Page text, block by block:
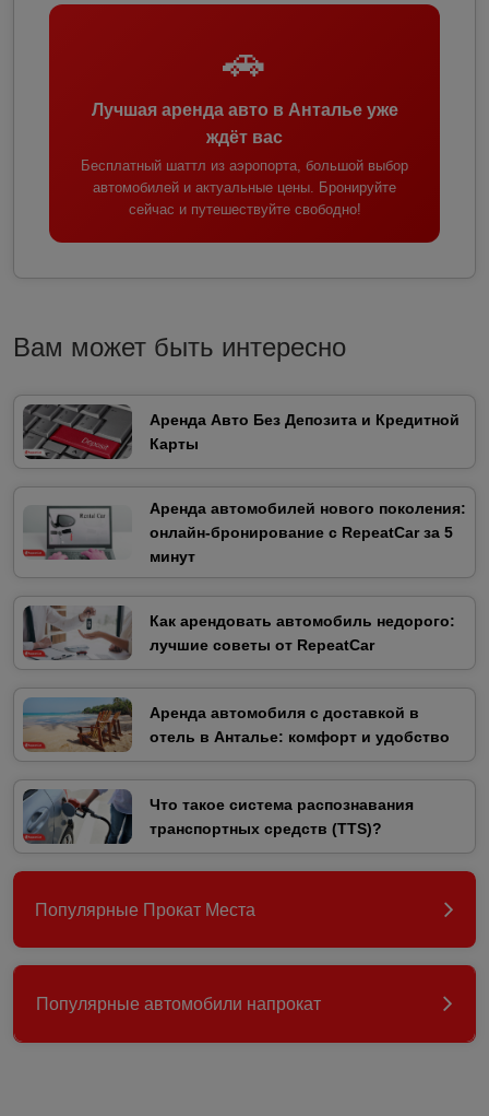
🚗
Лучшая аренда авто в Анталье уже
ждёт вас
Бесплатный шаттл из аэропорта, большой выбор
автомобилей и актуальные цены. Бронируйте
сейчас и путешествуйте свободно!
Вам может быть интересно
Аренда Авто Без Депозита и Кредитной
Карты
Аренда автомобилей нового поколения:
онлайн-бронирование с RepeatCar за 5
минут
Как арендовать автомобиль недорого:
лучшие советы от RepeatCar
Аренда автомобиля с доставкой в
отель в Анталье: комфорт и удобство
Что такое система распознавания
транспортных средств (TTS)?
Популярные Прокат Места
Популярные автомобили напрокат